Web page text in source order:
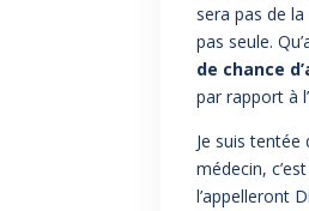
sera pas de
pas seule.
de chance
par rapport à
Je suis tentée
médecin,
l’appelleront